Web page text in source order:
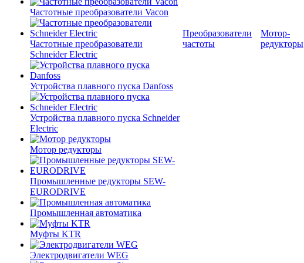
Частотные преобразователи Vacon
Частотные преобразователи
Schneider Electric
Устройства плавного пуска Danfoss
Устройства плавного пуска Schneider
Electric
Мотор редукторы
Промышленные редукторы SEW-
EURODRIVE
Промышленная автоматика
Муфты KTR
Электродвигатели WEG
Преобразователи
частоты
Мотор-
редукторы